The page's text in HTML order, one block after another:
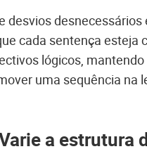
desvios
cada sentença esteja
lógicos,
uma sequência na
a estrutura